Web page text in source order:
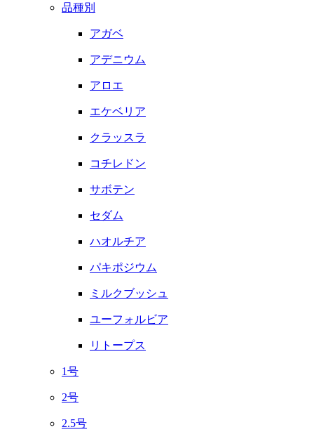
品種別
アガベ
アデニウム
アロエ
エケベリア
クラッスラ
コチレドン
サボテン
セダム
ハオルチア
パキポジウム
ミルクブッシュ
ユーフォルビア
リトープス
1号
2号
2.5号